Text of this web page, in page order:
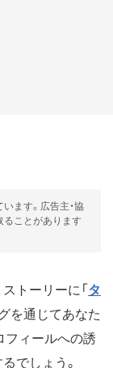
ます。広告主・協
ることがあります
トーリーに「 タ
を通じてあなた
フィールへの誘
でしょう。